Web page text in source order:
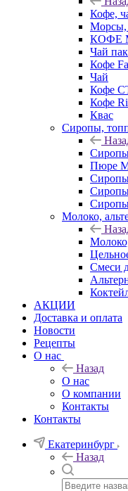
Кофе,
Морсы,
КОФЕ
Чай
Кофе
Чай
Кофе
Кофе
Квас
Сиропы,
Пюре
Сиропы
Молоко,
Смеси
АКЦИИ
Доставка и оплата
Новости
Рецепты
О нас
Назад
О нас
О компании
Контакты
Контакты
Екатеринбург
Назад